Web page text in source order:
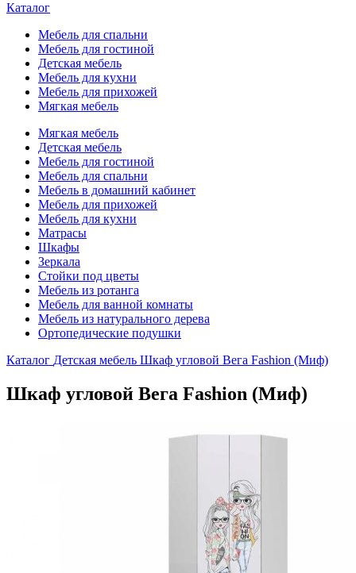
Каталог
Мебель для спальни
Мебель для гостиной
Детская мебель
Мебель для кухни
Мебель для прихожей
Мягкая мебель
Мягкая мебель
Детская мебель
Мебель для гостиной
Мебель для спальни
Мебель в домашний кабинет
Мебель для прихожей
Мебель для кухни
Матрасы
Шкафы
Зеркала
Стойки под цветы
Мебель из ротанга
Мебель для ванной комнаты
Мебель из натурального дерева
Ортопедические подушки
Каталог Детская мебель Шкаф угловой Вега Fashion (Миф)
Шкаф угловой Вега Fashion (Миф)